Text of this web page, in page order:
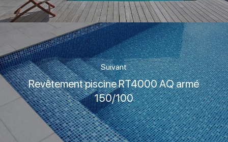
Suivant
Revêtement piscine RT4000 AQ armé
150/100